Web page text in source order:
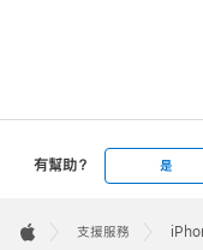
有幫助？ 是
Footer

支援服務